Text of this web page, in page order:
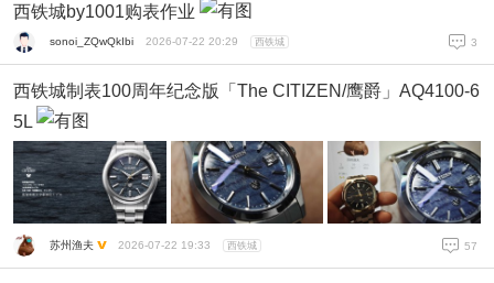
西铁城by1001购表作业
sonoi_ZQwQkIbi 2026-07-22 20:29 西铁城 3
西铁城制表100周年纪念版「The CITIZEN/鹰爵」AQ4100-6
5L
苏州渔夫 2026-07-22 19:33 西铁城 57